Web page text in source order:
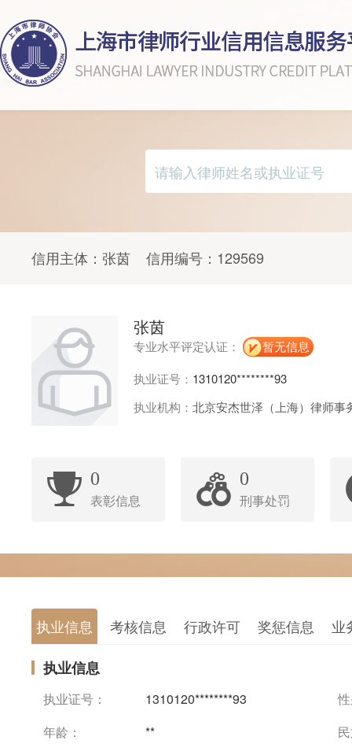
信用主体： 张茵 信用编号： 129569
张茵
专业水平评定认证：
暂无信息
执业证号： 1310120********93
执业机构： 北京安杰世泽（上海）律师事
0
表彰信息
0
刑事处罚
执业信息 考核信息 行政许可 奖惩信息 业
执业信息
执业证号： 1310120********93
年龄：
**